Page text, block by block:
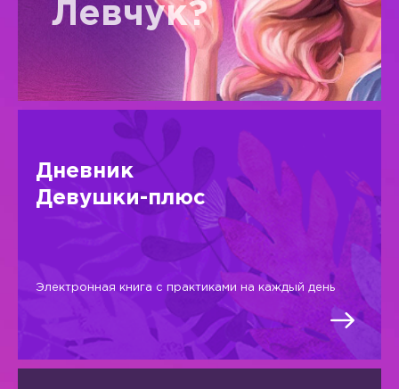
Левчук?
Дневник
Девушки-плюс
Электронная книга с практиками на каждый день